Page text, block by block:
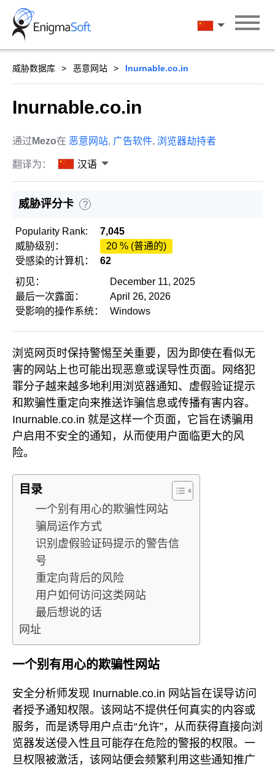
Skip
content
汉语
威胁数据库 恶意网站 Inurnable.co.in
Inurnable.co.in
通过 Mezo在 恶意网站, 广告软件, 浏览器劫持者
翻译为： 汉语
威胁评分卡 ?
Popularity Rank:
7,045
威胁级别：
20 % (普通的)
受感染的计算机：
62
初见：
December 11, 2025
最后一次露面：
April 26, 2026
受影响的操作系统：
Windows
浏览网页时保持警惕至关重要，因为即使在看似无
害的网站上也可能出现恶意或误导性页面。网络犯
罪分子越来越多地利用浏览器通知、虚假验证提示
和欺骗性重定向来推送诈骗信息或传播有害内容。
Inurnable.co.in 就是这样一个页面，它旨在诱骗用
户启用不安全的通知，从而使用户面临更大的风
险。
目录
一个别有用心的欺骗性网站
骗局运作方式
识别虚假验证码提示的警告信
号
重定向背后的风险
用户如何访问这类网站
最后想说的话
网址
一个别有用心的欺骗性网站
安全分析师发现 Inurnable.co.in 网站旨在误导访问
者授予通知权限。该网站不提供任何真实的内容或
服务，而是诱导用户点击“允许”，从而获得直接向浏
览器发送侵入性且可能存在危险的警报的权限。一
旦权限被激活，该网站便会频繁利用这些通知推广